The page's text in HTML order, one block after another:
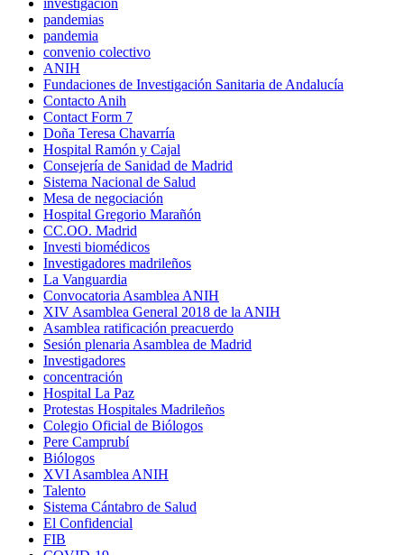
investigación
pandemias
pandemia
convenio colectivo
ANIH
Fundaciones de Investigación Sanitaria de Andalucía
Contacto Anih
Contact Form 7
Doña Teresa Chavarría
Hospital Ramón y Cajal
Consejería de Sanidad de Madrid
Sistema Nacional de Salud
Mesa de negociación
Hospital Gregorio Marañón
CC.OO. Madrid
Investi biomédicos
Investigadores madrileños
La Vanguardia
Convocatoria Asamblea ANIH
XIV Asamblea General 2018 de la ANIH
Asamblea ratificación preacuerdo
Sesión plenaria Asamblea de Madrid
Investigadores
concentración
Hospital La Paz
Protestas Hospitales Madrileños
Colegio Oficial de Biólogos
Pere Camprubí
Biólogos
XVI Asamblea ANIH
Talento
Sistema Cántabro de Salud
El Confidencial
FIB